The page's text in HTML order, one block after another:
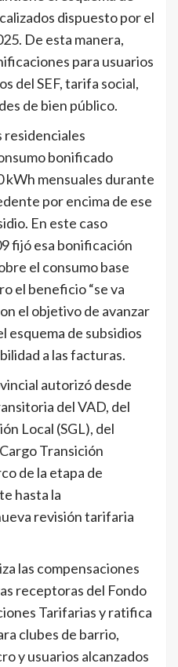
dispuesto por el
De esta manera,
para usuarios
del SEF, tarifa social,
de bien público.
residenciales
bonificado
kWh mensuales durante
por encima de ese
En este caso
fijó esa bonificación
el consumo base
el beneficio “se va
el objetivo de avanzar
esquema de subsidios
a las facturas.
autorizó desde
del VAD, del
Local (SGL), del
Transición
de la etapa de
hasta la
revisión tarifaria
las compensaciones
receptoras del Fondo
Tarifarias y ratifica
clubes de barrio,
y usuarios alcanzados